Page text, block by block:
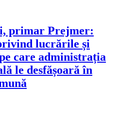
primar Prejmer:
lucrările și
care administrația
le desfășoară în